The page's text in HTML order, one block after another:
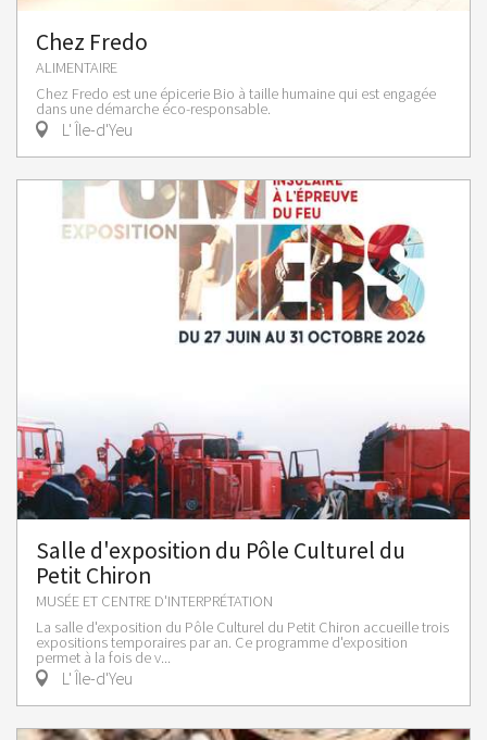
Chez Fredo
ALIMENTAIRE
Chez Fredo est une épicerie Bio à taille humaine qui est engagée
dans une démarche éco-responsable.
L' Île-d'Yeu
Salle d'exposition du Pôle Culturel du
Petit Chiron
MUSÉE ET CENTRE D'INTERPRÉTATION
La salle d'exposition du Pôle Culturel du Petit Chiron accueille trois
expositions temporaires par an. Ce programme d'exposition
permet à la fois de v...
L' Île-d'Yeu